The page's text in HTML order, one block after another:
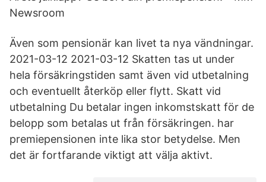
Newsroom
Även som pensionär kan livet ta nya vändningar.
2021-03-12 2021-03-12 Skatten tas ut under
hela försäkringstiden samt även vid utbetalning
och eventuellt återköp eller flytt. Skatt vid
utbetalning Du betalar ingen inkomstskatt för de
belopp som betalas ut från försäkringen. har
premiepensionen inte lika stor betydelse. Men
det är fortfarande viktigt att välja aktivt.